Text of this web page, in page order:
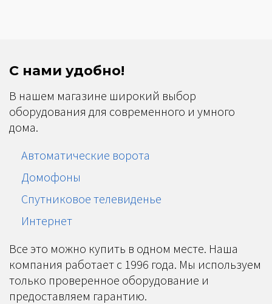
С нами удобно!
В нашем магазине широкий выбор
оборудования для современного и умного
дома.
Автоматические ворота
Домофоны
Спутниковое телевиденье
Интернет
Все это можно купить в одном месте. Наша
компания работает с 1996 года. Мы используем
только проверенное оборудование и
предоставляем гарантию.